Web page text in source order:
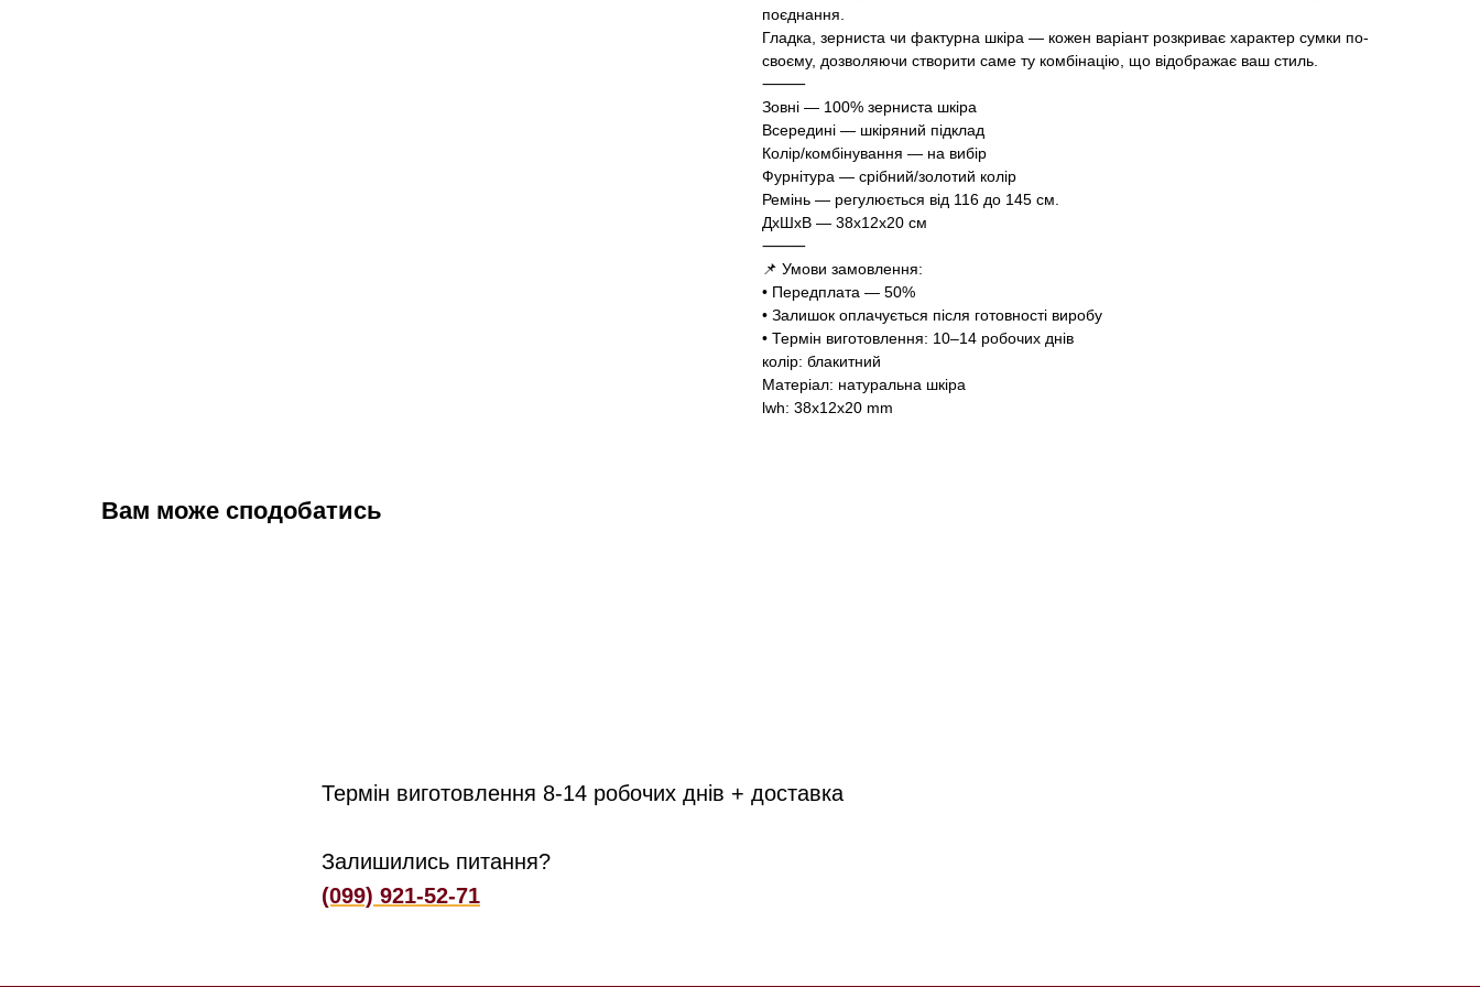
поєднання.
Гладка, зерниста чи фактурна шкіра — кожен варіант розкриває характер сумки по-
своєму, дозволяючи створити саме ту комбінацію, що відображає ваш стиль.
⸻
Зовні — 100% зерниста шкіра
Всередині — шкіряний підклад
Колір/комбінування — на вибір
Фурнітура — срібний/золотий колір
Ремінь — регулюється від 116 до 145 см.
ДхШхВ — 38х12х20 см
⸻
📌 Умови замовлення:
• Передплата — 50%
• Залишок оплачується після готовності виробу
• Термін виготовлення: 10–14 робочих днів
колір: блакитний
Матеріал: натуральна шкіра
lwh: 38x12x20 mm
Вам може сподобатись
Термін виготовлення 8-14 робочих днів + доставка
Залишились питання?
(099) 921-52-71